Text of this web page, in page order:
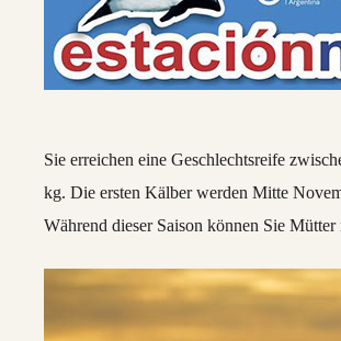
Sie erreichen eine Geschlechtsreife
kg. Die ersten Kälber werden Mitte
Während dieser Saison können Sie